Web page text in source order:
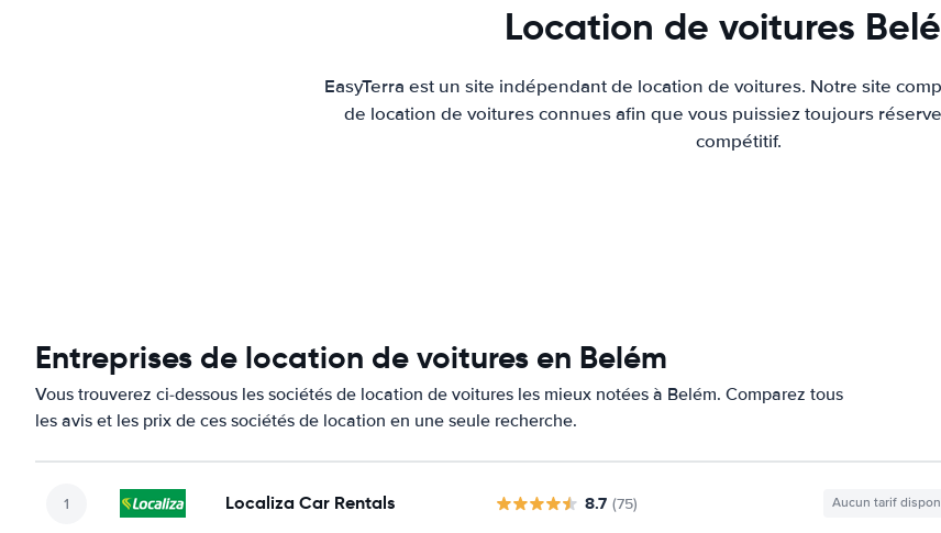
Location de voitures
EasyTerra est un site indépendant de location de voitures. Notre site
de location de voitures connues afin que vous puissiez toujours
compétitif.
Entreprises de location de voitures en Belém
Vous trouverez ci-dessous les sociétés de location de voitures les mieux notées à Belém. Comparez tous
les avis et les prix de ces sociétés de location en une seule recherche.
Localiza Car Rentals 8.7 (75) Aucun tarif